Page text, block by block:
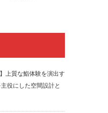
上質な鮨体験を演出す
役にした空間設計と